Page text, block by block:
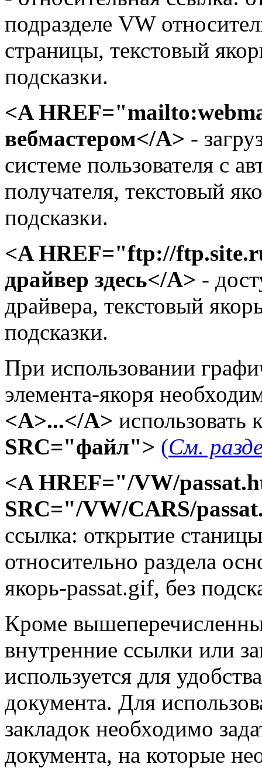
подразделе VW
страницы, текстовый
подсказки.
<A
вебмастером</A> -
системе пользователя с
получателя, текстовый
подсказки.
<A HREF="ftр://
драйвер здесь</A> -
драйвера, текстовый
подсказки.
При использовании
элемента-якоря
<A>...</A>
SRC="файл"> (См.
<A HREF="/VW/
SRC="/VW/CARS/
ссылка: открытие
относительно раздела
якорь-passat.gif, без
Кроме
внутренние ссылки или
используется для
документа. Для
закладок необходимо
документа, на которые